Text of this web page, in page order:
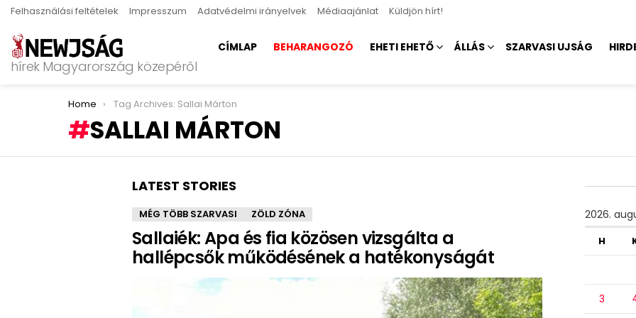
Felhasználási feltételek Impresszum Adatvédelmi irányelvek Médiaajánlat Küldjön hírt!
hírek Magyarország közepéről
CÍMLAP BEHARANGOZÓ EHETI EHETŐ ÁLLÁS SZARVASI UJSÁG
You are here:
Home Tag Archives: Sallai Márton
SALLAI MÁRTON
LATEST STORIES
MÉG TÖBB SZARVASI ZÖLD ZÓNA
Sallaiék: Apa és fia közösen vizsgálta a
hallépcsők működésének a hatékonyságát
2026.
H
3